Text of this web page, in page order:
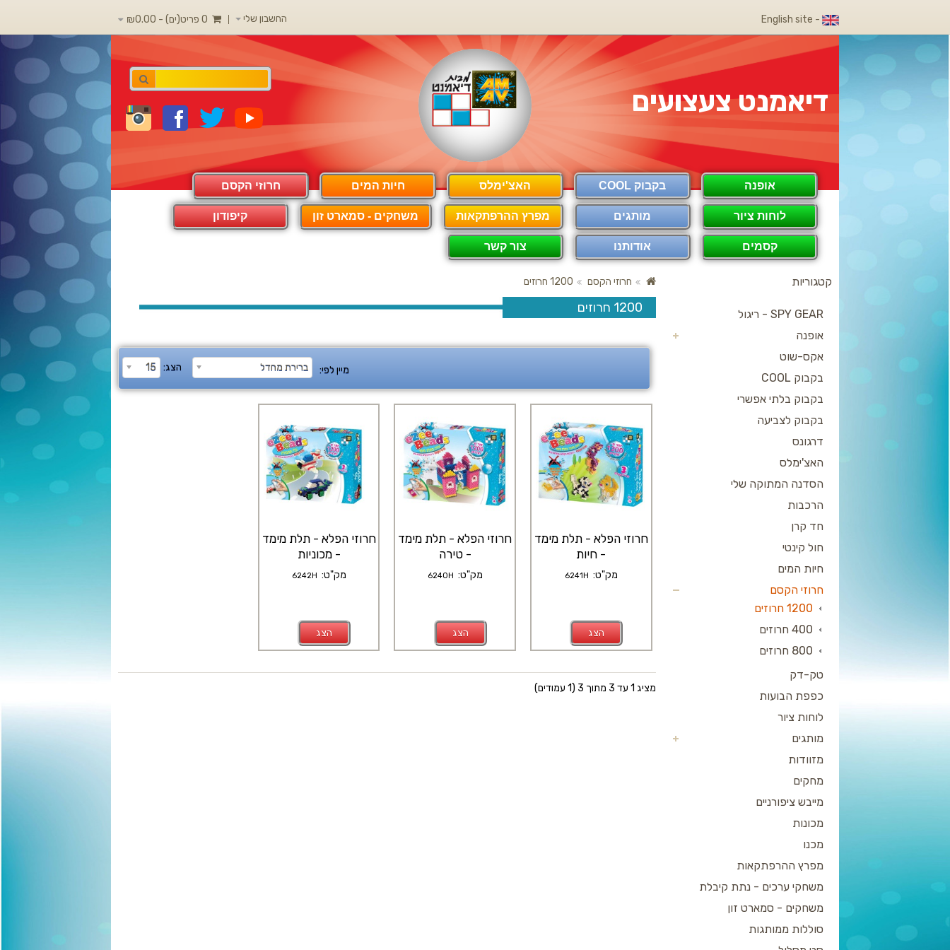
- English site החשבון שלי
דיאמנט צעצועים
אופנה בקבוק COOL האצ'ימלס חיות המים חרוזי הקסם
לוחות ציור מותגים מפרץ ההרפתקאות משחקים - סמארט זון קיפודון
קסמים אודותנו צור קשר
קטגוריות
SPY GEAR - ריגול
אופנה
אקס-שוט
בקבוק COOL
בקבוק בלתי אפשרי
בקבוק לצביעה
דרגונס
האצ'ימלס
הסדנה המתוקה שלי
הרכבות
חד קרן
חול קינטי
חיות המים
חרוזי הקסם
1200 חרוזים
400 חרוזים
800 חרוזים
טק-דק
כפפת הבועות
לוחות ציור
מותגים
מזוודות
מחקים
מייבש ציפורניים
מכונות
מכנו
מפרץ ההרפתקאות
משחקי ערכים - נתת קיבלת
משחקים - סמארט זון
סוללות ממותגות
חרוזי הקסם 1200 חרוזים
1200 חרוזים
מיין לפי: ברירת מחדל הצג: 15
חרוזי הפלא - תלת מימד
- חיות
מק"ט: 6241H
הצג
חרוזי הפלא - תלת מימד
- טירה
מק"ט: 6240H
הצג
חרוזי הפלא - תלת מימד
- מכוניות
מק"ט: 6242H
הצג
מציג 1 עד 3 מתוך 3 (1 עמודים)